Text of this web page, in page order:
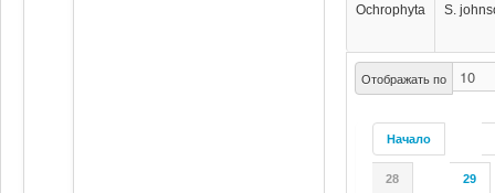
Отображать по
Начало
28 29
Ochrophyta S.